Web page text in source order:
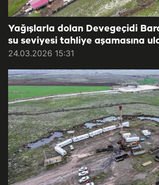
Yağışlarla dolan Devegeçidi
su seviyesi tahliye aşamasına
24.03.2026 15:31